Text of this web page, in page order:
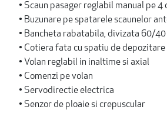
• Scaun pasager reglabil manual pe 4
• Buzunare pe spatarele scaunelor
• Bancheta rabatabila, divizata 60/
• Cotiera fata cu spatiu de depozitare
• Volan reglabil in inaltime si axial
• Comenzi pe volan
• Servodirectie electrica
• Senzor de ploaie si crepuscular